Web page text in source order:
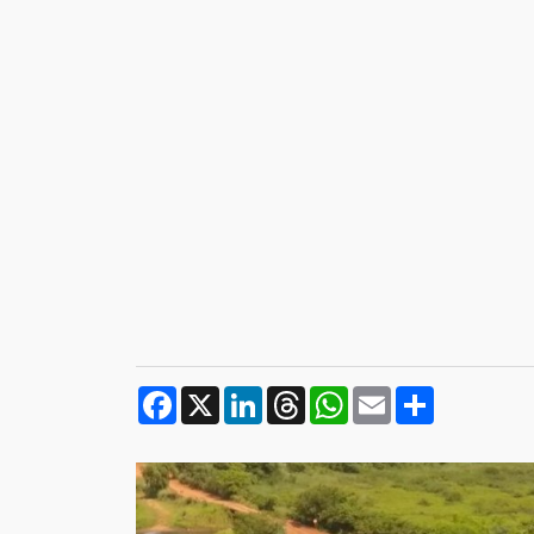
Facebook
X LinkedInThreadsWhatsApp
Email